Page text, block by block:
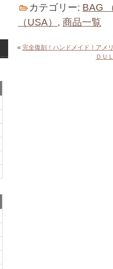
カテゴリー: BAG
（USA） , 商品一覧
« 完全復刻！ハンドメイド！アメ
ＤＵ